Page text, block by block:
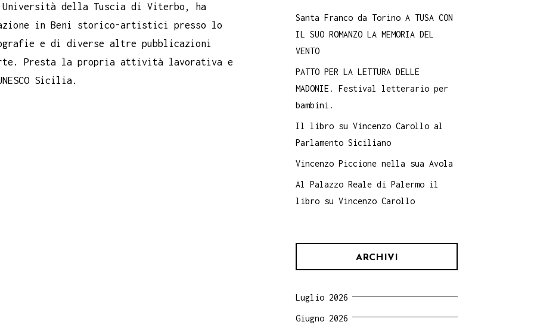
della Tuscia di Viterbo, ha
in Beni storico-artistici presso lo
e di diverse altre pubblicazioni
Presta la propria attività lavorativa e
Sicilia.
Santa Franco da Torino A TUSA CON
IL SUO ROMANZO LA MEMORIA DEL
VENTO
PATTO PER LA LETTURA DELLE
MADONIE. Festival letterario per
bambini.
Il libro su Vincenzo Carollo al
Parlamento Siciliano
Vincenzo Piccione nella sua Avola
Al Palazzo Reale di Palermo il
libro su Vincenzo Carollo
ARCHIVI
Luglio 2026
Giugno 2026